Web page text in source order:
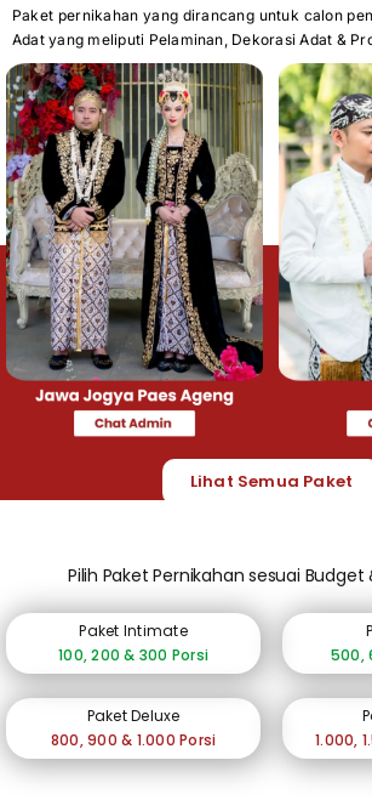
Paket pernikahan yang dirancang untuk calon
Adat yang meliputi Pelaminan, Dekorasi Adat &
Lihat Semua Paket
Pilih Paket Pernikahan sesuai
Paket Intimate
100, 200 & 300 Porsi
500,
Paket Deluxe
800, 900 & 1.000 Porsi
1.000,